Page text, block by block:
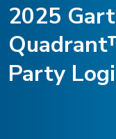
2025
Party